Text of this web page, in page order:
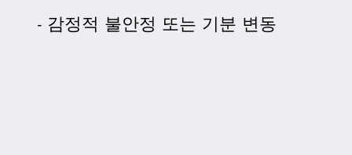
감정적 불안정 또는 기분 변동